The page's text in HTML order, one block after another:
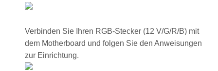
Verbinden Sie Ihren RGB-Stecker (12 V/G/R/B) mit
dem Motherboard und folgen Sie den Anweisungen
zur Einrichtung.